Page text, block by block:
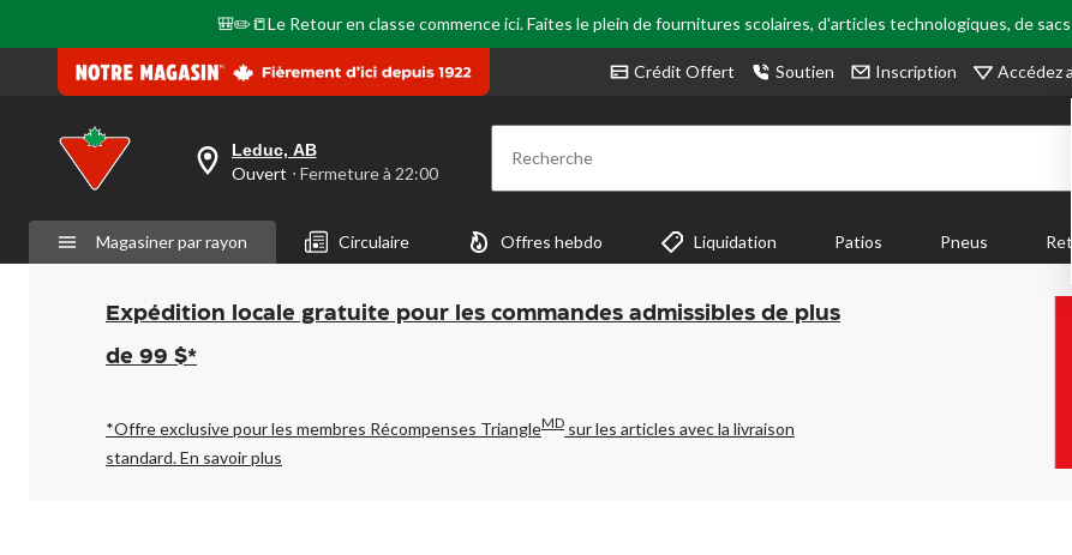
🎒✏️📒Le Retour en classe commence ici. Faites le plein de fournitures scolaires, d'articles technologiques, de
Crédit Offert Soutien Inscription Accédez
votre
est
Leduc,
AB,
Ouvert,
Fermeture
à
pour
changer
Leduc, AB
Ouvert ⋅ Fermeture à 22:00 Recherche
Magasiner par rayon Circulaire Offres hebdo Liquidation Patios Pneus
Expédition locale gratuite pour les commandes admissibles de plus
de 99 $*
*Offre exclusive pour les membres Récompenses TriangleMD sur les articles avec la livraison
standard.En savoir plus